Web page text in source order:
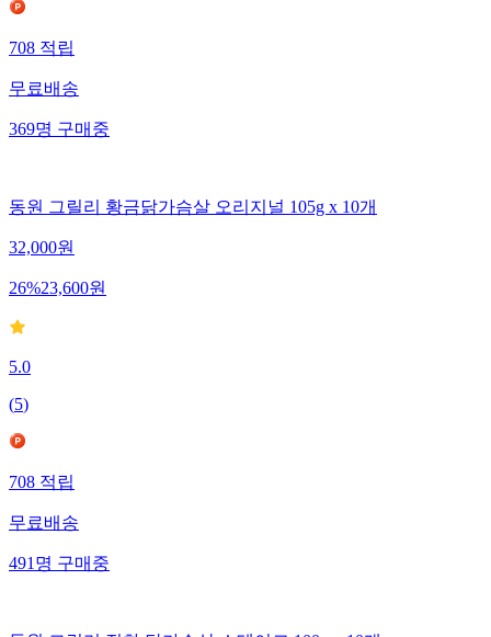
708적립
무료배송
369명구매중
동원 그릴리 황금닭가슴살 오리지널 105g x 10개
32,000원
26%23,600원
5.0
(5)
708적립
무료배송
491명구매중